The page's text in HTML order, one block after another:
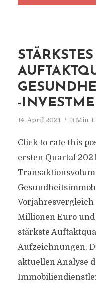
STÄRKSTES
-
14. April 2021 3 Min.
Click to rate this
ersten Quartal
Vorjahresvergleich
Millionen Euro
stärkste
Aufzeichnungen.
aktuellen Analyse